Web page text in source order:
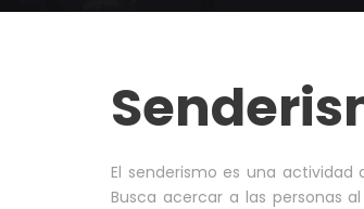
El senderismo es una
Busca acercar a las personas